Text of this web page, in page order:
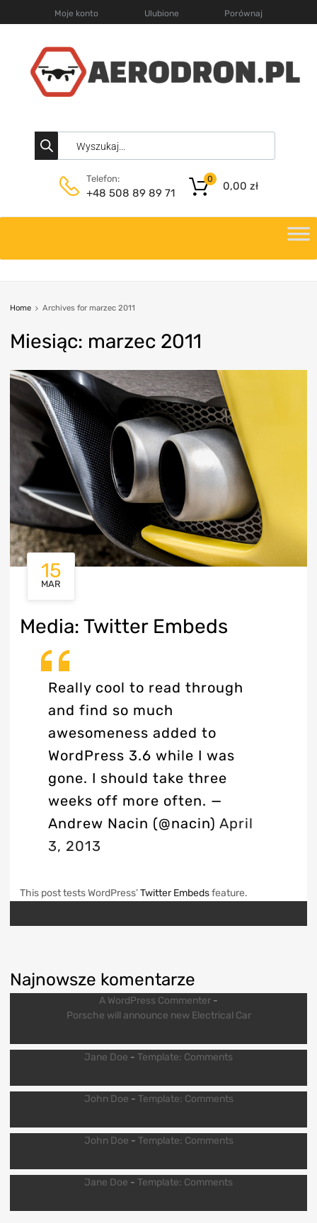
Moje konto Ulubione Porównaj
Telefon:
+48 508 89 89 71
0,00 zł
0
Home Archives for marzec 2011
Miesiąc: marzec 2011
15
MAR
Media: Twitter Embeds
Really cool to read through
and find so much
awesomeness added to
WordPress 3.6 while I was
gone. I should take three
weeks off more often. —
Andrew Nacin (@nacin) April
3, 2013
This post tests WordPress’Twitter Embedsfeature.
Najnowsze komentarze
A WordPress Commenter -
Porsche will announce new Electrical Car
Jane Doe - Template: Comments
John Doe - Template: Comments
John Doe - Template: Comments
Jane Doe - Template: Comments